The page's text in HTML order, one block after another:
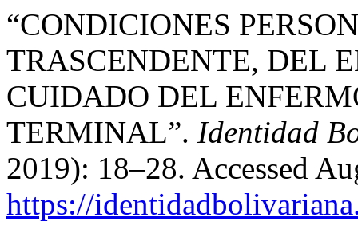
“CONDICIONES
TRASCENDENTE, DEL
CUIDADO DEL
TERMINAL”. Identidad
2019): 18–28. Accessed
https://